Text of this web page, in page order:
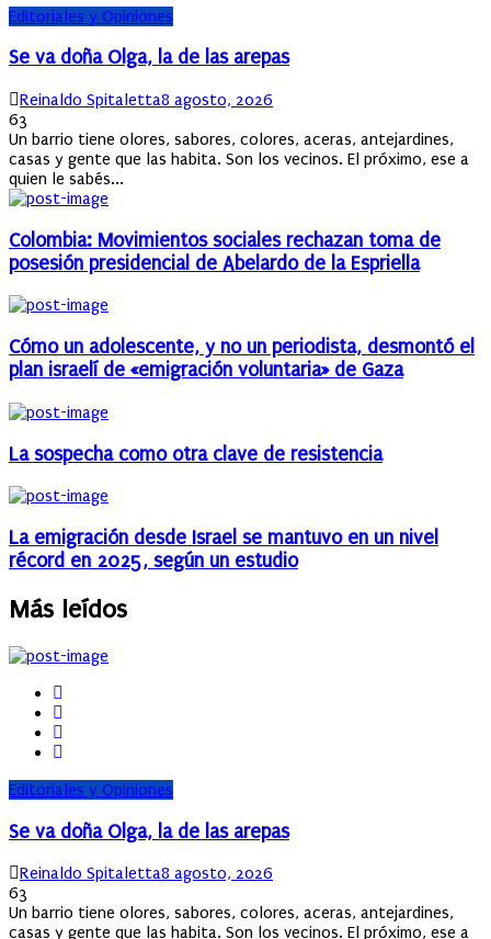
Editoriales y Opiniones
Se va doña Olga, la de las arepas
Author
Reinaldo SpitalettaPosted
8 agosto, 2026
63
Un barrio tiene olores, sabores, colores, aceras, antejardines,
casas y gente que las habita. Son los vecinos. El próximo, ese a
quien le sabés...
Colombia: Movimientos sociales rechazan toma de
posesión presidencial de Abelardo de la Espriella
Cómo un adolescente, y no un periodista, desmontó el
plan israelí de «emigración voluntaria» de Gaza
La sospecha como otra clave de resistencia
La emigración desde Israel se mantuvo en un nivel
récord en 2025, según un estudio
Más leídos
Editoriales y Opiniones
Se va doña Olga, la de las arepas
Author
Reinaldo SpitalettaPosted
8 agosto, 2026
63
Un barrio tiene olores, sabores, colores, aceras, antejardines,
casas y gente que las habita. Son los vecinos. El próximo, ese a